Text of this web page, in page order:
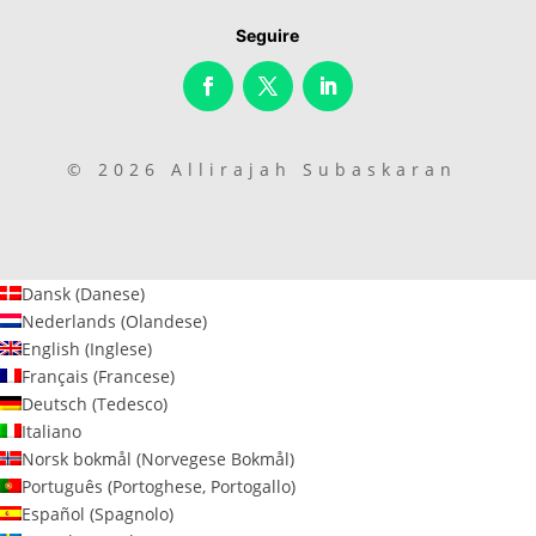
Seguire
© 2026 Allirajah Subaskaran
Dansk (Danese)
Nederlands (Olandese)
English (Inglese)
Français (Francese)
Deutsch (Tedesco)
Italiano
Norsk bokmål (Norvegese Bokmål)
Português (Portoghese, Portogallo)
Español (Spagnolo)